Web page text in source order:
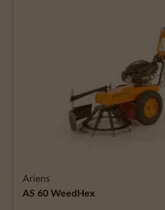
Ariens
AS 60 WeedHex